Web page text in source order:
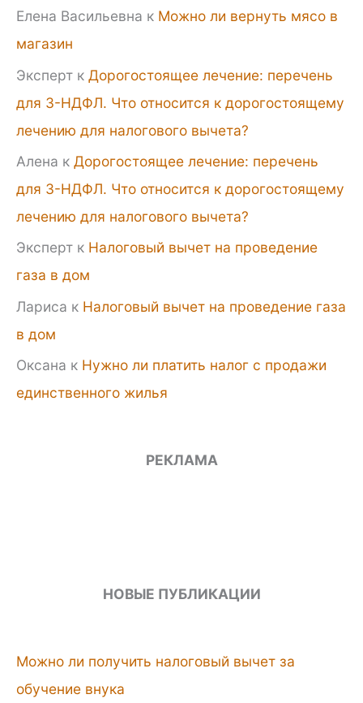
Елена Васильевна к Можно ли вернуть мясо в
магазин
Эксперт к Дорогостоящее лечение: перечень
для 3-НДФЛ. Что относится к дорогостоящему
лечению для налогового вычета?
Алена к Дорогостоящее лечение: перечень
для 3-НДФЛ. Что относится к дорогостоящему
лечению для налогового вычета?
Эксперт к Налоговый вычет на проведение
газа в дом
Лариса к Налоговый вычет на проведение газа
в дом
Оксана к Нужно ли платить налог с продажи
единственного жилья
РЕКЛАМА
НОВЫЕ ПУБЛИКАЦИИ
Можно ли получить налоговый вычет за
обучение внука